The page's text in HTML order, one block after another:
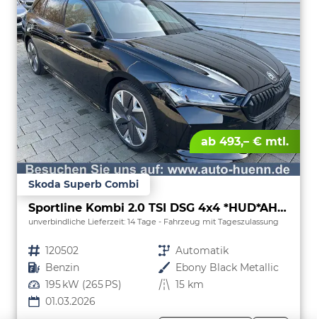
ab 493,– € mtl.
Skoda Superb Combi
Sportline Kombi 2.0 TSI DSG 4x4 *HUD*AHK*Navi*Matrix*AssistenzPlus*NAVI*E-Heck*Keyless
unverbindliche Lieferzeit: 14 Tage Fahrzeug mit Tageszulassung
Fahrzeugnr. 120502 Getriebe Automatik
Kraftstoff Benzin Außenfarbe Ebony Black Metallic
Leistung 195 kW (265 PS) Kilometerstand 15 km
01.03.2026